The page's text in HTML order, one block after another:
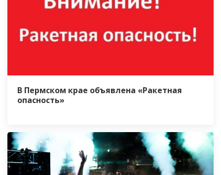
В Пермском крае объявлена «Ракетная
опасность»